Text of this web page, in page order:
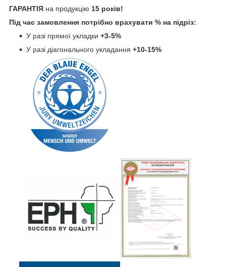
ГАРАНТІЯ на продукцію 15 років!
Під час замовлення потрібно врахувати % на підріз:
У разі прямої укладки +3-5%
У разі діагонального укладання +10-15%